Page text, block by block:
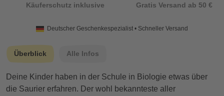
Käuferschutz inklusive Gratis Versand ab 50 €
Deutscher Geschenkespezialist • Schneller Versand
Überblick Alle Infos
Deine Kinder haben in der Schule in Biologie etwas über
die Saurier erfahren. Der wohl bekannteste aller